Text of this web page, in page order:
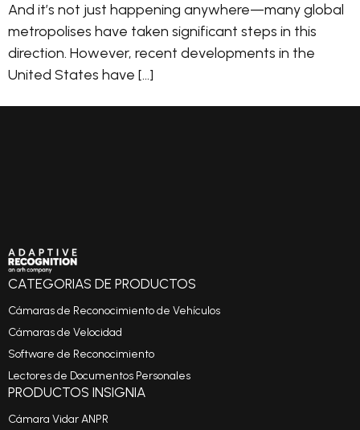
And it’s not just happening anywhere—many global
metropolises have taken significant steps in this
direction. However, recent developments in the
United States have […]
CATEGORIAS DE PRODUCTOS
Cámaras de Reconocimiento de Vehículos
Cámaras de Velocidad
Software de Reconocimiento
Lectores de Documentos Personales
PRODUCTOS INSIGNIA
Cámara Vidar ANPR